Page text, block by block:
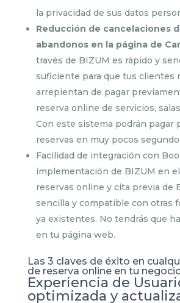
la privacidad de sus datos
Reducción de cancelaciones
abandonos en la página de
través de BIZUM es rápido y
suficiente para que tus clientes
arrepientan de pagar
reserva online de servicios,
Con este sistema podrán pagar
reservas en muy pocos
Facilidad de integración con
implementación de BIZUM en
reservas online y cita previa de
sencilla y compatible con otras
ya existentes. No tendrás que
en tu página web.
Las 3 claves de éxito en
de reserva online en tu
Experiencia de
optimizada y